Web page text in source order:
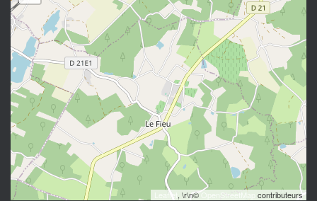
Leaflet, \r\n©OpenStreetMap contributeurs